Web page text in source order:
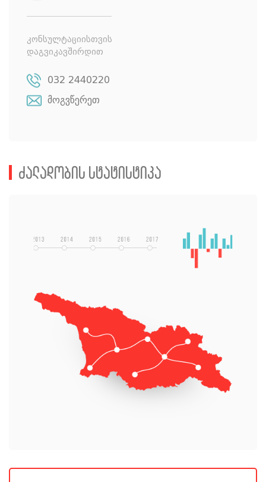
კონსულტაციისთვის
დაგვიკავშირდით
032 2440220
მოგვწერეთ
ძალადობის სტატისტიკა